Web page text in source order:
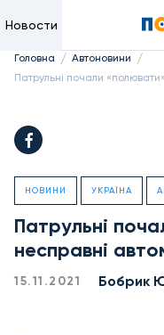
Новости
Головна / Автоновини /
Патрульні почали
НОВИНИ УКРАЇНА
Патрульні
несправні
15.11.2021 Бобрик